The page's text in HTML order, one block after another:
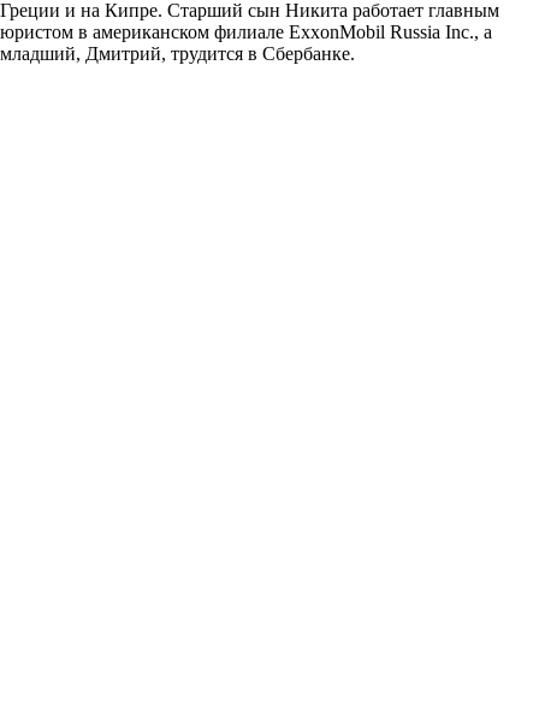
Греции и на Кипре. Старший сын Никита работает главным
юристом в американском филиале ExxonMobil Russia Inc., а
младший, Дмитрий, трудится в Сбербанке.